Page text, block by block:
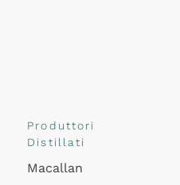
Produttori
Distillati
Macallan